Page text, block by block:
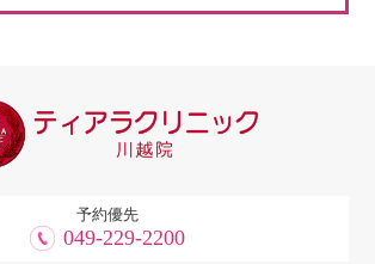
予約優先
049-229-2200